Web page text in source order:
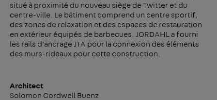
situé à proximité du nouveau siège de Twitter et du
centre-ville. Le bâtiment comprend un centre sportif,
des zones de relaxation et des espaces de restauration
en extérieur équipés de barbecues. JORDAHL a fourni
les rails d’ancrage JTA pour la connexion des éléments
des murs-rideaux pour cette construction.
Architect
Solomon Cordwell Buenz